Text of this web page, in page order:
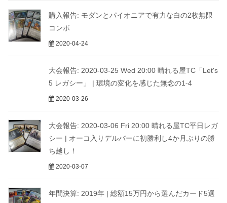
購入報告: モダンとパイオニアで有力な白の2枚無限
コンボ
2020-04-24
大会報告: 2020-03-25 Wed 20:00 晴れる屋TC「Let's
5 レガシー」 | 環境の変化を感じた無念の1-4
2020-03-26
大会報告: 2020-03-06 Fri 20:00 晴れる屋TC平日レガ
シー | オーコ入りデルバーに初勝利し4か月ぶりの勝
ち越し！
2020-03-07
年間決算: 2019年 | 総額15万円から選んだカード5選